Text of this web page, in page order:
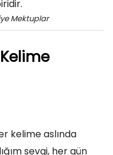
Mektuplar
kelime aslında
sevgi, her gün